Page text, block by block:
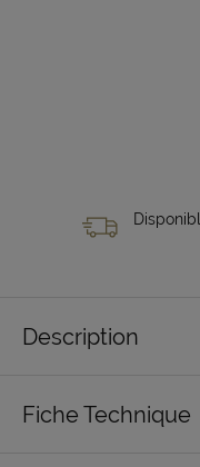
Description
Fiche Technique